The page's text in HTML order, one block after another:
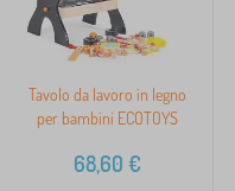
Tavolo da lavoro in legno
per bambini ECOTOYS
68,60 €